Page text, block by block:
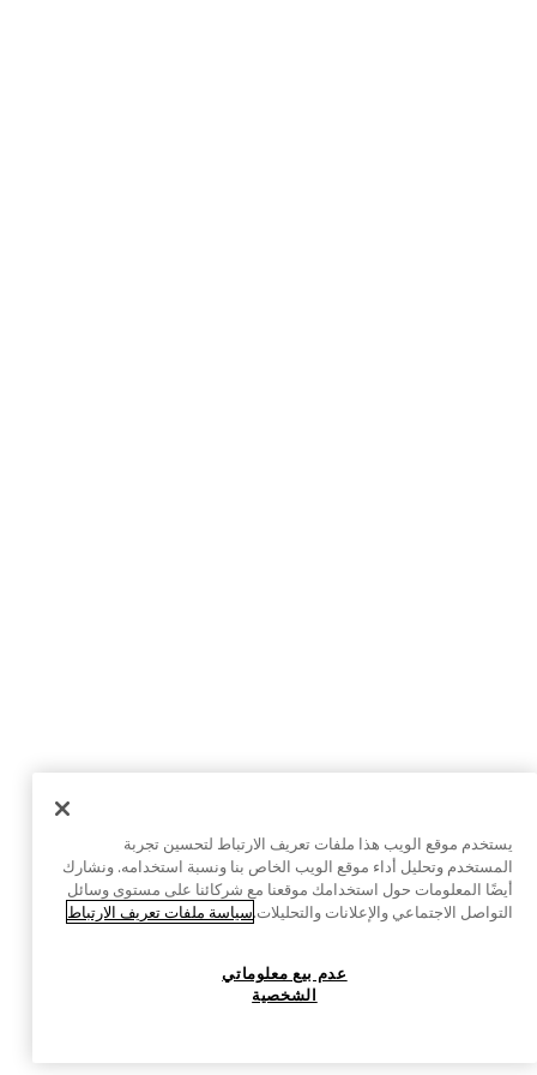
يستخدم موقع الويب هذا ملفات تعريف الارتباط لتحسين تجربة
المستخدم وتحليل أداء موقع الويب الخاص بنا ونسبة استخدامه. ونشارك
أيضًا المعلومات حول استخدامك موقعنا مع شركائنا على مستوى وسائل
التواصل الاجتماعي والإعلانات والتحليلات.سياسة ملفات تعريف الارتباط
عدم بيع معلوماتي
الشخصية